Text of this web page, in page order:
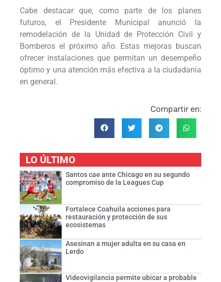
Cabe destacar que, como parte de los planes
futuros, el Presidente Municipal anunció la
remodelación de la Unidad de Protección Civil y
Bomberos el próximo año. Estas mejoras buscan
ofrecer instalaciones que permitan un desempeño
óptimo y una atención más efectiva a la ciudadanía
en general.
Compartir en:
LO ÚLTIMO
Santos cae ante Chicago en su segundo
compromiso de la Leagues Cup
Fortalece Coahuila acciones para
restauración y protección de sus
ecosistemas
Asesinan a mujer adulta en su casa en
Lerdo
Videovigilancia permite ubicar a probable